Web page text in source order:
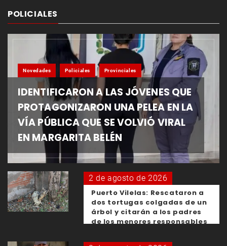
POLICIALES
Novedades Policiales Provinciales
IDENTIFICARON A LAS JÓVENES QUE
PROTAGONIZARON UNA PELEA EN LA
VÍA PÚBLICA QUE SE VOLVIÓ VIRAL
EN MARGARITA BELÉN
2 de agosto de 2026
Puerto Vilelas: Rescataron a
dos tortugas colgadas de un
árbol y citarán a los padres
de los menores responsables